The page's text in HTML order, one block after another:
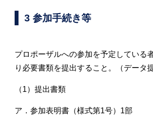
3 参加手続き等
プロポーザルへの参加を予定している
り必要書類を提出すること。（データ
（1）提出書類
ア．参加表明書（様式第1号）1部